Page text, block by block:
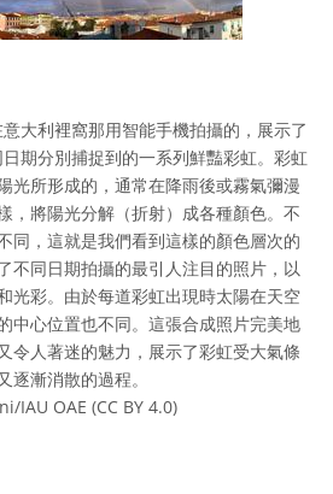
大利裡窩那用智能手機拍攝的，展示了
期分別捕捉到的一系列鮮豔彩虹。彩虹
光所形成的，通常在降雨後或霧氣彌漫
，將陽光分解（折射）成各種顏色。不
同，這就是我們看到這樣的顏色層次的
不同日期拍攝的最引人注目的照片，以
光彩。由於每道彩虹出現時太陽在天空
中心位置也不同。這張合成照片完美地
令人著迷的魅力，展示了彩虹受大氣條
逐漸消散的過程。
IAU OAE (CC BY 4.0)
Commons 姓名標示 4.0 國際 (CC